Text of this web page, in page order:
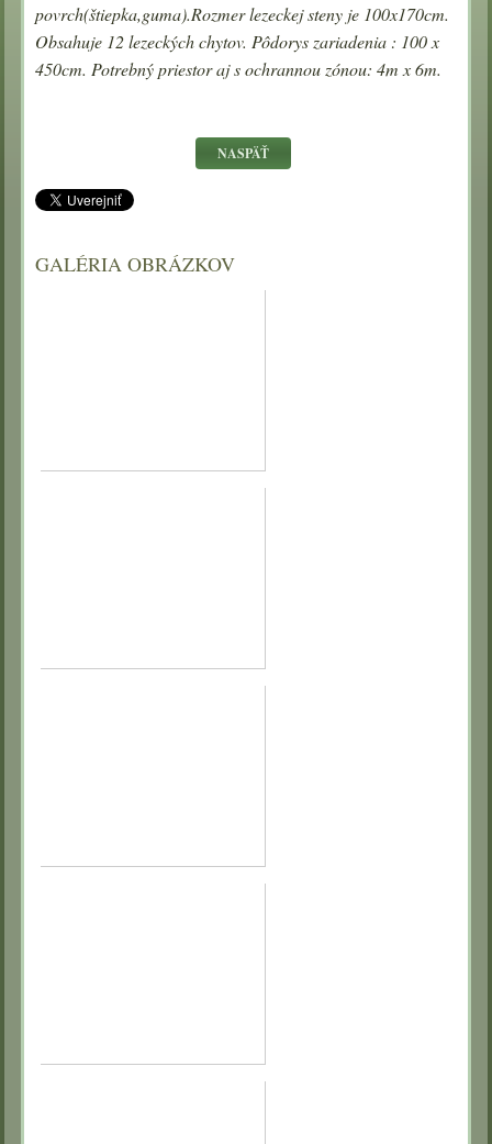
povrch(štiepka,guma).Rozmer lezeckej steny je 100x170cm.
Obsahuje 12 lezeckých chytov. Pôdorys zariadenia : 100 x
450cm. Potrebný priestor aj s ochrannou zónou: 4m x 6m.
GALÉRIA OBRÁZKOV